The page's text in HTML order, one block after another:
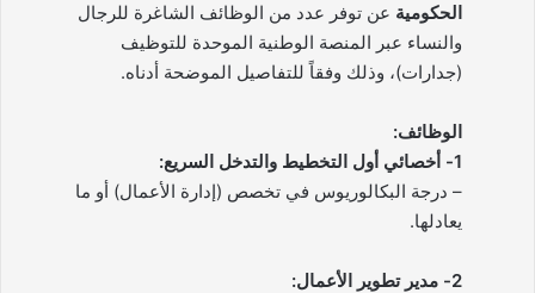
الحكومية عن توفر عدد من الوظائف الشاغرة للرجال
والنساء عبر المنصة الوطنية الموحدة للتوظيف
(جدارات)، وذلك وفقاً للتفاصيل الموضحة أدناه.
الوظائف:
1- أخصائي أول التخطيط والتدخل السريع:
– درجة البكالوريوس في تخصص (إدارة الأعمال) أو ما
يعادلها.
2- مدير تطوير الأعمال: